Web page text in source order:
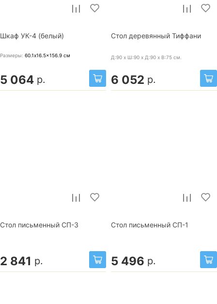
Шкаф УК-4 (белый)
Размеры: 60.1x16.5x156.9 см
5 064 р.
Стол деревянный Тиффани
Д:90 x Ш:90 x Д:90 x В:75 см.
6 052 р.
Стол письменный СП-3
2 841 р.
Стол письменный СП-1
5 496 р.